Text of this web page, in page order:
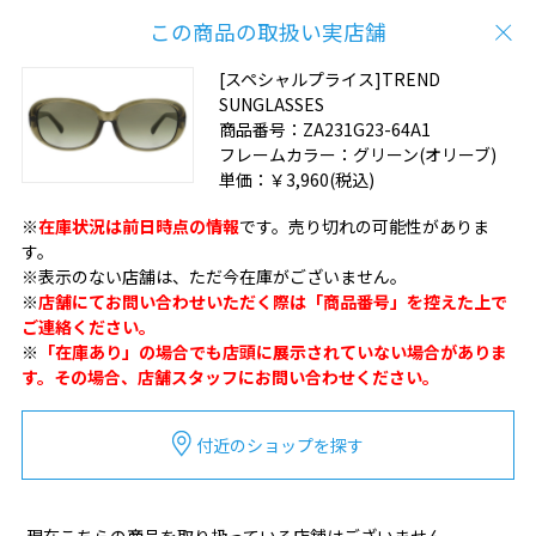
この商品の取扱い実店舗
[スペシャルプライス]TREND
SUNGLASSES
商品番号： ZA231G23-64A1
フレームカラー： グリーン(オリーブ)
単価： ￥3,960(税込)
※在庫状況は前日時点の情報です。売り切れの可能性がありま
す。
※表示のない店舗は、ただ今在庫がございません。
※店舗にてお問い合わせいただく際は「商品番号」を控えた上で
ご連絡ください。
※ 「在庫あり」の場合でも店頭に展示されていない場合がありま
す。その場合、店舗スタッフにお問い合わせください。
付近のショップを探す